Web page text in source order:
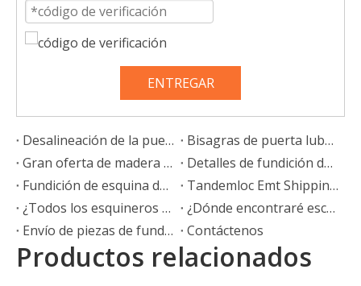
ENTREGAR
Desalineación de la puerta de las bisagras de la puerta del contenedor de envío
Bisagras de puerta lubricantes del contenedor para el mantenimiento del contenedor
Gran oferta de madera contrachapada de alta calidad para contenedores de 28mm y 20 pies, contenedor de envío, pisos, pisos, madera contrachapada, especificaciones, proveedores
Detalles de fundición de esquina de contenedor ISO 1161
Fundición de esquina de contenedor, Fundición de contenedor
Tandemloc Emt Shipping Iso 1161 Contenedores de esquina
¿Todos los esquineros son iguales?
¿Dónde encontraré escayolas de esquina?
Envío de piezas de fundición de esquina para contenedores ISO
Contáctenos
Productos relacionados